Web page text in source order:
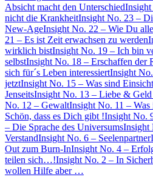
Absicht macht den UnterschiedInsight
nicht die KrankheitInsight No. 23 –
New-AgeInsight No. 22 – Wie Du
21 – Es ist Zeit erwachsen zu werden
wirklich bistInsight No. 19 – Ich bin
selbstInsight No. 18 – Erschaffen der
sich für´s Leben interessiertInsight
jetztInsight No. 15 – Was sind
JenseitsInsight No. 13 – Liebe &
No. 12 – GewaltInsight No. 11 – Was
Schön, dass es Dich gibt !Insight No.
– Die Sprache des UniversumsInsight
VerstandInsight No. 6 – Seelenpartner
Out zum Burn-InInsight No. 4 –
teilen sich…!Insight No. 2 – In
wollen Hilfe aber …